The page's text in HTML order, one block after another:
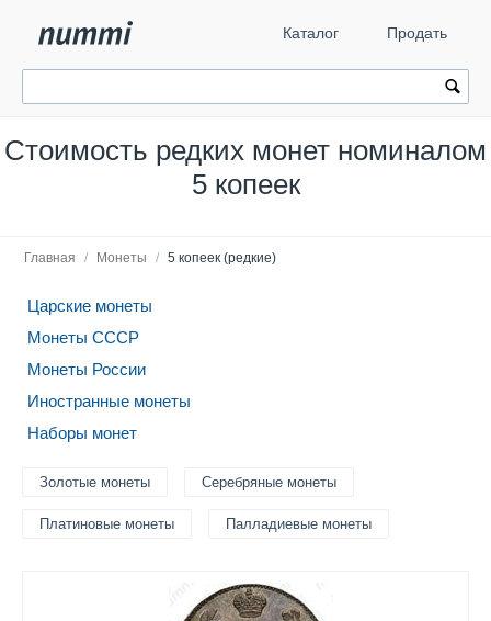
Каталог Продать
Стоимость редких монет номиналом
5 копеек
Главная / Монеты / 5 копеек (редкие)
Царские монеты
Монеты СССР
Монеты России
Иностранные монеты
Наборы монет
Золотые монеты Серебряные монеты
Платиновые монеты Палладиевые монеты